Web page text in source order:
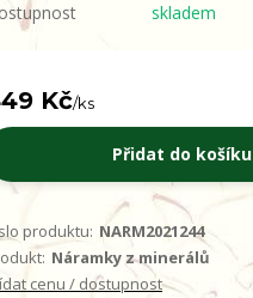
skladem
Kč/ks
Přidat do košíku
produktu: NARM2021244
Náramky z minerálů
cenu / dostupnost